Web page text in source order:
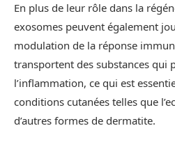
En plus de leur rôle dans la
exosomes peuvent également
modulation de la réponse
transportent des substances qui
l’inflammation, ce qui est
conditions cutanées telles que
d’autres formes de dermatite.